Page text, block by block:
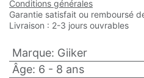
Conditions générales
Garantie satisfait ou remboursé
Livraison : 2-3 jours ouvrables
Marque: Giiker
Âge: 6 - 8 ans